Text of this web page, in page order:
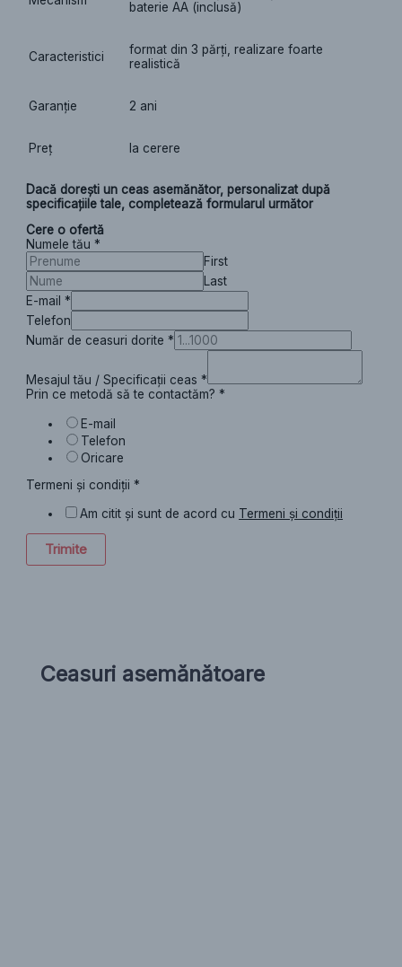
baterie AA (inclusă)
Caracteristici
format din 3 părți, realizare foarte
realistică
Garanție 2 ani
Preț la cerere
Dacă dorești un ceas asemănător, personalizat după
specificațiile tale, completează formularul următor
Cere o ofertă
Numele tău*
First
Last
E-mail*
Telefon
Număr de ceasuri dorite*
Mesajul tău / Specificații ceas*
Prin ce metodă să te contactăm?*
E-mail
Telefon
Oricare
Termeni și condiții*
Am citit și sunt de acord cu Termeni și condiții
Trimite
Ceasuri asemănătoare